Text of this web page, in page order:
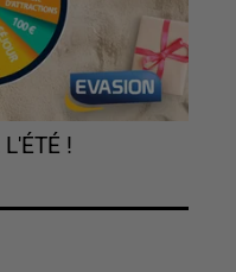
L'ÉTÉ !